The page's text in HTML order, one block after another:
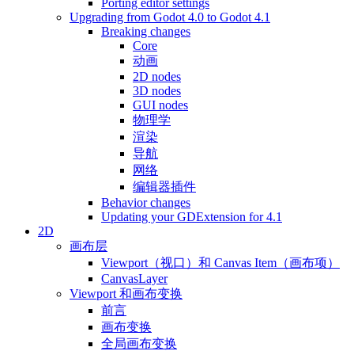
Porting editor settings
Upgrading from Godot 4.0 to Godot 4.1
Breaking changes
Core
动画
2D nodes
3D nodes
GUI nodes
物理学
渲染
导航
网络
编辑器插件
Behavior changes
Updating your GDExtension for 4.1
2D
画布层
Viewport（视口）和 Canvas Item（画布项）
CanvasLayer
Viewport 和画布变换
前言
画布变换
全局画布变换